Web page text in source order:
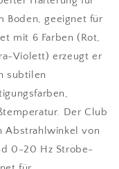
Boden, geeignet für
mit 6 Farben (Rot,
Violett) erzeugt er
subtilen
Der Club
Abstrahlwinkel von
0-20 Hz Strobe-